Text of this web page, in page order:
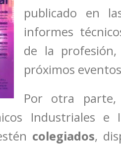
publicado en
informes
de la
próximos
Por otra
Industriales
colegiados,